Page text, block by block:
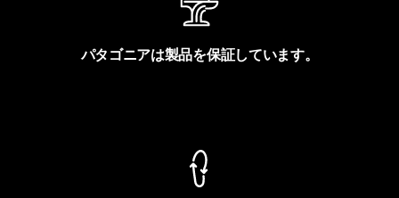
パタゴニアは製品を保証しています。